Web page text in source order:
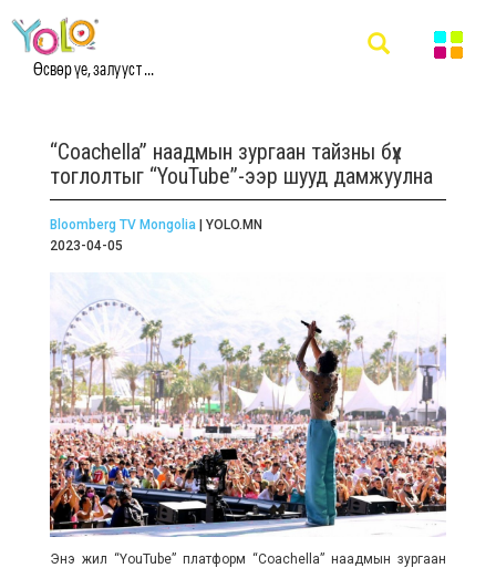
Өсвөр үе, залууст ...
“Coachella” наадмын зургаан тайзны бүх
тоглолтыг “YouTube”-ээр шууд дамжуулна
Bloomberg TV Mongolia| YOLO.MN
2023-04-05
Энэ жил “YouTube” платформ “Coachella” наадмын зургаан